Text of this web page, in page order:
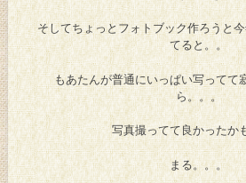
そしてちょっとフォトブック作ろうと
てると。。
もあたんが普通にいっぱい写ってて
ら。。。
写真撮ってて良かったか
まる。。。